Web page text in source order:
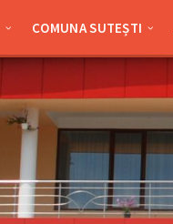
COMUNA SUTEȘTI